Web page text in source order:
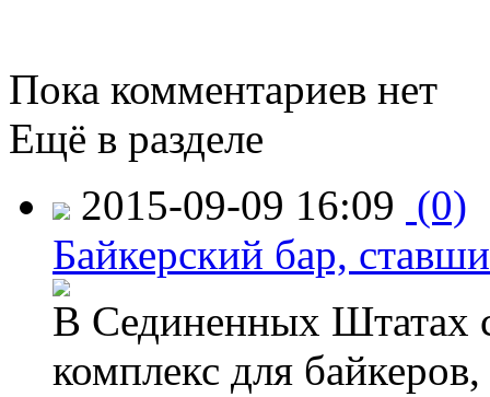
Пока комментариев нет
Ещё в разделе
2015-09-09 16:09 (0)
Байкерский бар,
В Сединенных Штатах
комплекс для